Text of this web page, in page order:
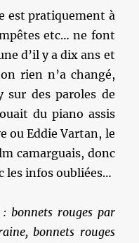
est pratiquement à
etc… ne font
d’il y a dix ans et
rien n’a changé,
sur des paroles de
du piano assis
ou Eddie Vartan, le
camarguais, donc
les infos oubliées…
bonnets rouges par
bonnets rouges